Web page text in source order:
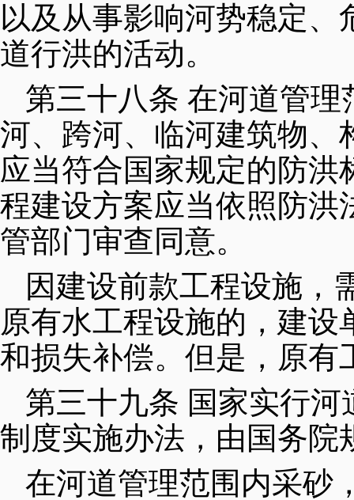
以及从事影响河势稳定
道行洪的活动。
第三十八条 在河道管
河、跨河、临河建筑物、
应当符合国家规定的防
程建设方案应当依照防洪
管部门审查同意。
因建设前款工程设施，
原有水工程设施的，建
和损失补偿。但是，原有
第三十九条 国家实行
制度实施办法，由国务院
在河道管理范围内采砂